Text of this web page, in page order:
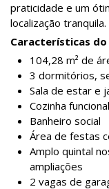
praticidade e um
localização tranquila.
Características
104,28 m² de
3 dormitórios,
Sala de estar e
Cozinha funcional
Banheiro social
Área de festas
Amplo quintal
ampliações
2 vagas de